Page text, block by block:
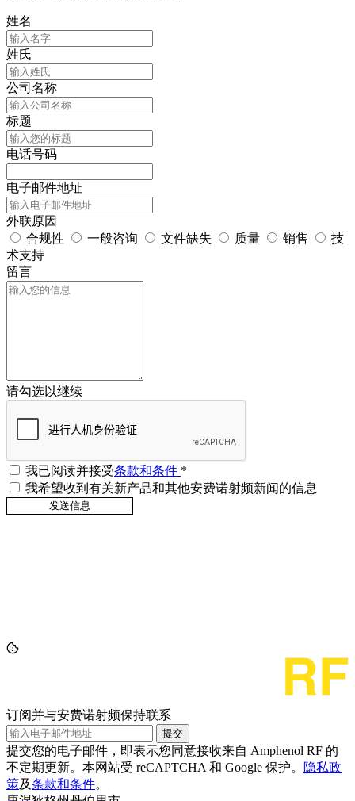
姓名
姓氏
公司名称
标题
电话号码
电子邮件地址
外联原因
合规性
一般咨询 文件缺失 质量 销售
技
术支持
留言
请勾选以继续
我已阅读并接受条款和条件 *
我希望收到有关新产品和其他安费诺射频新闻的信息
订阅并与安费诺射频保持联系
提交
提交您的电子邮件，即表示您同意接收来自 Amphenol RF 的
不定期更新。本网站受 reCAPTCHA 和 Google 保护。
隐私政
策及条款和条件。